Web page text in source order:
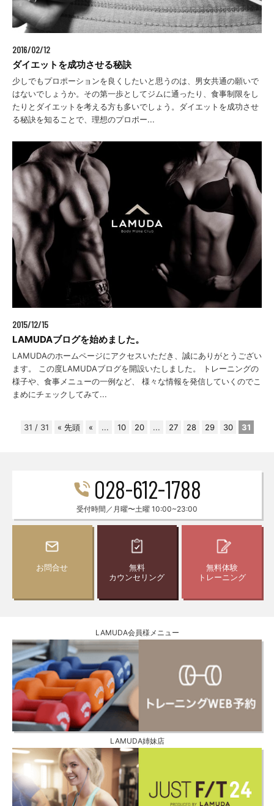
2016/02/12
ダイエットを成功させる秘訣
少しでもプロポーションを良くしたいと思うのは、男女共通の願いで
はないでしょうか。その第一歩としてジムに通ったり、食事制限をし
たりとダイエットを考える方も多いでしょう。ダイエットを成功させ
る秘訣を知ることで、理想のプロポー...
2015/12/15
LAMUDAブログを始めました。
LAMUDAのホームページにアクセスいただき、誠にありがとうござい
ます。 この度LAMUDAブログを開設いたしました。 トレーニングの
様子や、食事メニューの一例など、 様々な情報を発信していくのでこ
まめにチェックしてみて...
31 / 31 « 先頭 « ... 10 20 ... 27 28 29 30 31
028-612-1788
受付時間／月曜〜土曜 10:00~23:00
お問合せ
無料
カウンセリング
無料体験
トレーニング
LAMUDA会員様メニュー
LAMUDA姉妹店